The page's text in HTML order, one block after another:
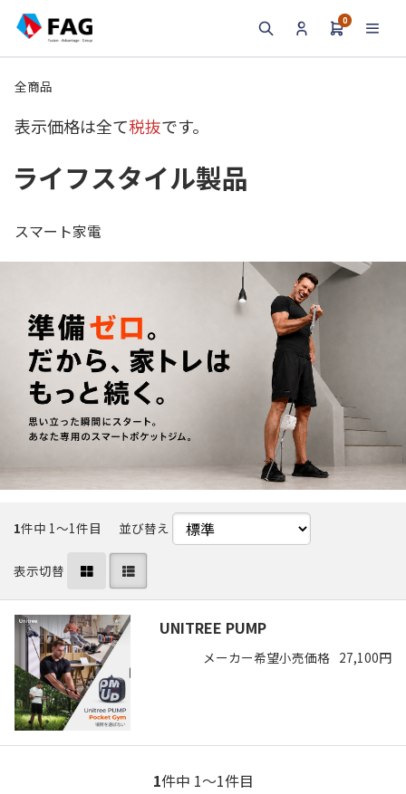
0
全商品
表示価格は全て税抜です。
ライフスタイル製品
スマート家電
1件中 1〜1件目 並び替え
表示切替
UNITREE PUMP
メーカー希望小売価格 27,100円
1件中 1〜1件目